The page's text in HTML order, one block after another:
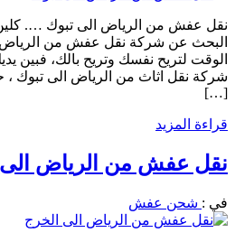
نقل عفش من الرياض الى تبوك …. كلين
البحث عن شركة نقل عفش من الرياض
الوقت لتريح نفسك وتريح بالك، فبين
شركة نقل اثاث من الرياض الى تبوك ،
[…]
قراءة المزيد
نقل عفش من الرياض
في : شحن عفش